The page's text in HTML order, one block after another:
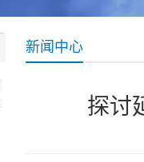
新闻中心
探讨